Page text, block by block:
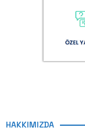
HAKKIMIZDA